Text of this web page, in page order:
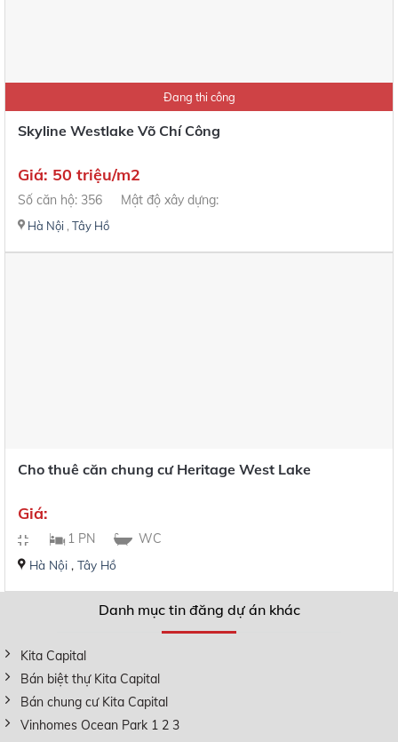
Đang thi công
Skyline Westlake Võ Chí Công
Giá: 50 triệu/m2
Số căn hộ: 356 Mật độ xây dựng:
Hà Nội, Tây Hồ
Cho thuê căn chung cư Heritage West Lake
Giá:
1 PN WC
Hà Nội, Tây Hồ
Danh mục tin đăng dự án khác
Kita Capital
Bán biệt thự Kita Capital
Bán chung cư Kita Capital
Vinhomes Ocean Park 1 2 3